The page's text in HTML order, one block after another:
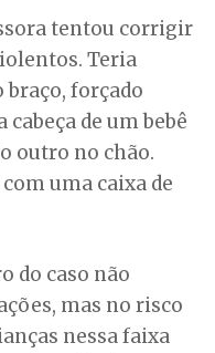
tentou corrigir
Teria
forçado
de um bebê
outro no chão.
uma caixa de
do caso não
mas no risco
nessa faixa